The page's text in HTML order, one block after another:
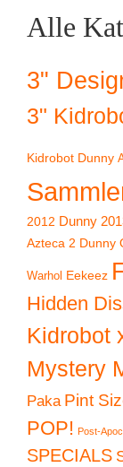
Alle
3"
3"
Kidrobot Dunny
2012 Dunny
Azteca 2 Dunny
Warhol Eekeez
Hidden
Kidrobot
Mystery
Paka Pint
POP! Post-
SPECIALS